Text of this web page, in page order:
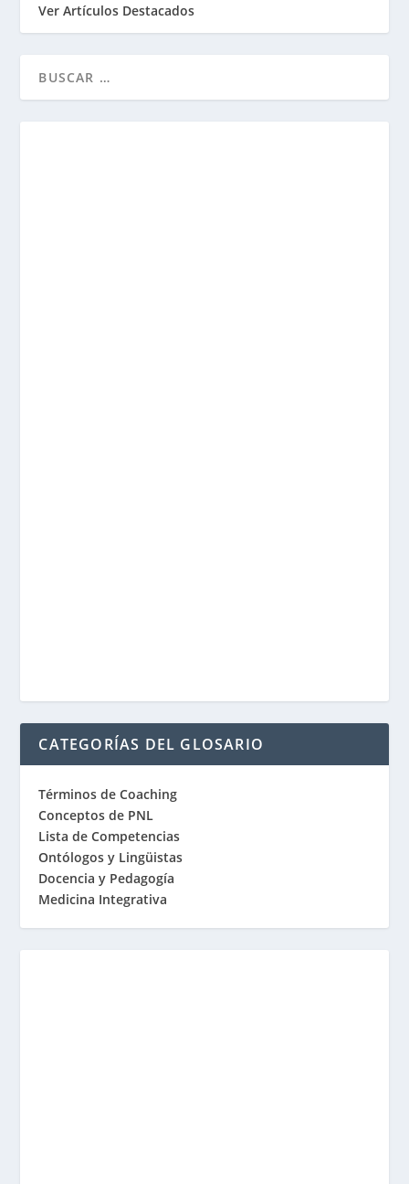
Ver Artículos Destacados
CATEGORÍAS DEL GLOSARIO
Términos de Coaching
Conceptos de PNL
Lista de Competencias
Ontólogos y Lingüistas
Docencia y Pedagogía
Medicina Integrativa